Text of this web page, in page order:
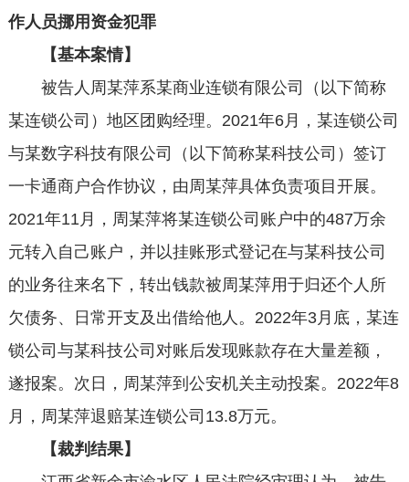
作人员挪用资金犯罪
【基本案情】
被告人周某萍系某商业连锁有限公司（以下简称
某连锁公司）地区团购经理。2021年6月，某连锁公司
与某数字科技有限公司（以下简称某科技公司）签订
一卡通商户合作协议，由周某萍具体负责项目开展。
2021年11月，周某萍将某连锁公司账户中的487万余
元转入自己账户，并以挂账形式登记在与某科技公司
的业务往来名下，转出钱款被周某萍用于归还个人所
欠债务、日常开支及出借给他人。2022年3月底，某连
锁公司与某科技公司对账后发现账款存在大量差额，
遂报案。次日，周某萍到公安机关主动投案。2022年8
月，周某萍退赔某连锁公司13.8万元。
【裁判结果】